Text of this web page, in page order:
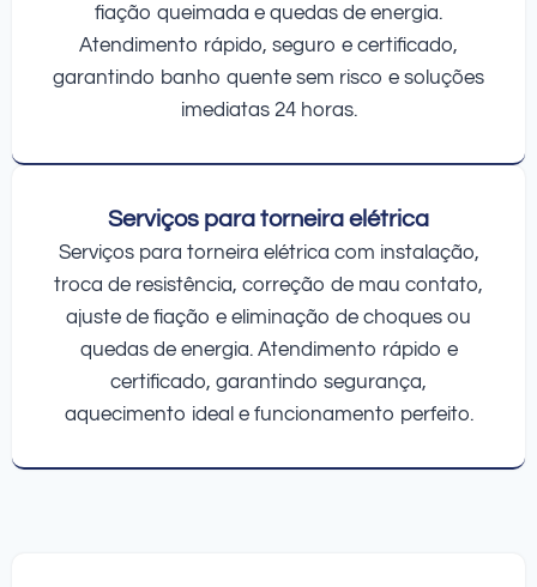
fiação queimada e quedas de energia.
Atendimento rápido, seguro e certificado,
garantindo banho quente sem risco e soluções
imediatas 24 horas.
Serviços para torneira elétrica
Serviços para torneira elétrica com instalação,
troca de resistência, correção de mau contato,
ajuste de fiação e eliminação de choques ou
quedas de energia. Atendimento rápido e
certificado, garantindo segurança,
aquecimento ideal e funcionamento perfeito.